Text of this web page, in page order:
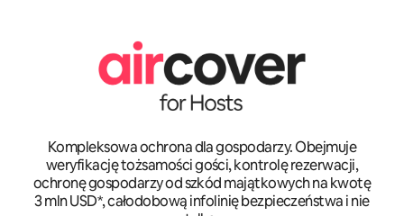
Kompleksowa ochrona dla gospodarzy. Obejmuje
weryfikację tożsamości gości, kontrolę rezerwacji,
ochronę gospodarzy od szkód majątkowych na kwotę
3 mln USD*, całodobową infolinię bezpieczeństwa i nie